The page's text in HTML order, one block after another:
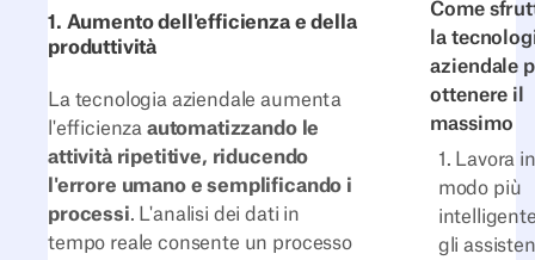
Come
la
aziendale
ottenere il
massimo
1. Lavora in
modo più
gli
1. Aumento dell'efficienza e della
produttività
La tecnologia aziendale aumenta
l'efficienza automatizzando le
attività ripetitive, riducendo
l'errore umano e semplificando i
processi. L'analisi dei dati in
tempo reale consente un processo